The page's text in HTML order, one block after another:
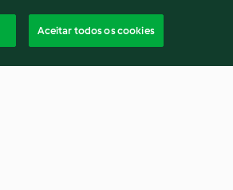
Aceitar todos os cookies